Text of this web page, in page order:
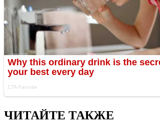
ЧИТАЙТЕ ТАКЖЕ